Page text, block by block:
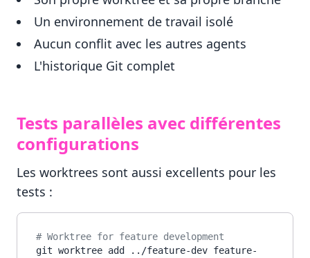
Un environnement de travail isolé
Aucun conflit avec les autres agents
L'historique Git complet
Tests parallèles avec différentes
configurations
Les worktrees sont aussi excellents pour les
tests :
# Worktree for feature development
git worktree add ../feature-dev feature-